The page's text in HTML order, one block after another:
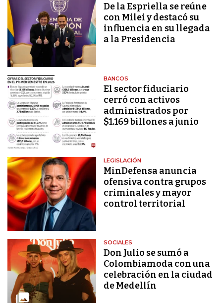
De la Espriella se reúne
con Milei y destacó su
influencia en su llegada
a la Presidencia
BANCOS
El sector fiduciario
cerró con activos
administrados por
$1.169 billones a junio
LEGISLACIÓN
MinDefensa anuncia
ofensiva contra grupos
criminales y mayor
control territorial
SOCIALES
Don Julio se sumó a
Colombiamoda con una
celebración en la ciudad
de Medellín